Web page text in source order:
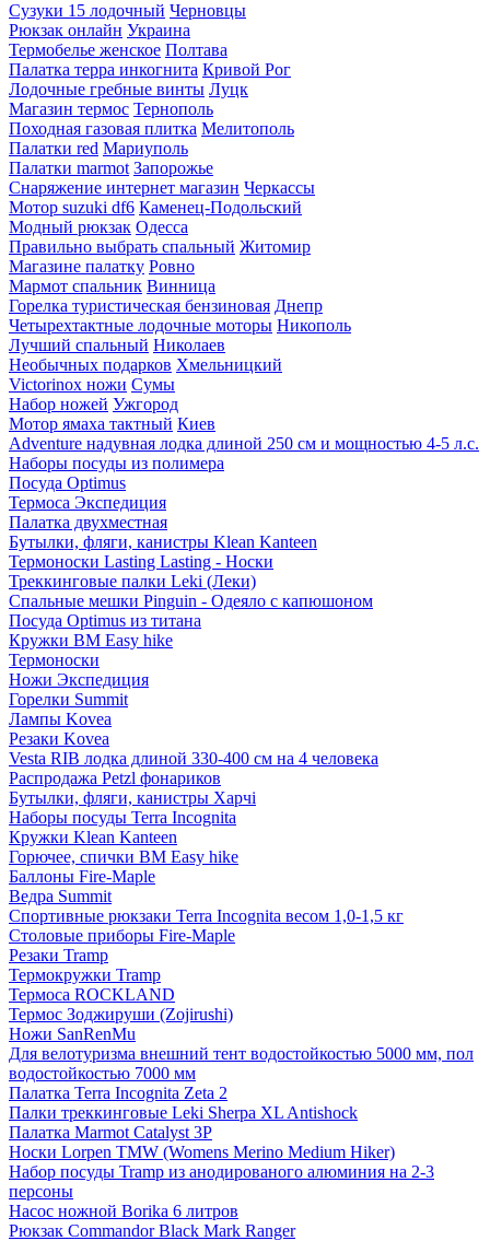
Сузуки 15 лодочный Черновцы
Рюкзак онлайн Украина
Термобелье женское Полтава
Палатка терра инкогнита Кривой Рог
Лодочные гребные винты Луцк
Магазин термос Тернополь
Походная газовая плитка Мелитополь
Палатки red Мариуполь
Палатки marmot Запорожье
Снаряжение интернет магазин Черкассы
Мотор suzuki df6 Каменец-Подольский
Модный рюкзак Одесса
Правильно выбрать спальный Житомир
Магазине палатку Ровно
Мармот спальник Винница
Горелка туристическая бензиновая Днепр
Четырехтактные лодочные моторы Никополь
Лучший спальный Николаев
Необычных подарков Хмельницкий
Victorinox ножи Сумы
Набор ножей Ужгород
Мотор ямаха тактный Киев
Adventure надувная лодка длиной 250 см и мощностью 4-5 л.с.
Наборы посуды из полимера
Посуда Optimus
Термоса Экспедиция
Палатка двухместная
Бутылки, фляги, канистры Klean Kanteen
Термоноски Lasting Lasting - Носки
Треккинговые палки Leki (Леки)
Спальные мешки Pinguin - Одеяло с капюшоном
Посуда Optimus из титана
Кружки BM Easy hike
Термоноски
Ножи Экспедиция
Горелки Summit
Лампы Kovea
Резаки Kovea
Vesta RIB лодка длиной 330-400 см на 4 человека
Распродажа Petzl фонариков
Бутылки, фляги, канистры Харчі
Наборы посуды Terra Incognita
Кружки Klean Kanteen
Горючее, спички BM Easy hike
Баллоны Fire-Maple
Ведра Summit
Спортивные рюкзаки Terra Incognita весом 1,0-1,5 кг
Столовые приборы Fire-Maple
Резаки Tramp
Термокружки Tramp
Термоса ROCKLAND
Термос Зоджируши (Zojirushi)
Ножи SanRenMu
Для велотуризма внешний тент водостойкостью 5000 мм, пол
водостойкостью 7000 мм
Палатка Terra Incognita Zeta 2
Палки треккинговые Leki Sherpa XL Antishock
Палатка Marmot Catalyst 3P
Носки Lorpen TMW (Womens Merino Medium Hiker)
Набор посуды Tramp из анодированого алюминия на 2-3
персоны
Насос ножной Borika 6 литров
Рюкзак Commandor Black Mark Ranger